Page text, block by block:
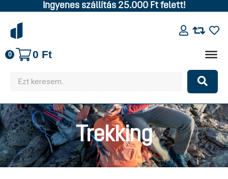
Ingyenes szállítás 25.000 Ft felett!
0 0 Ft
Trekking